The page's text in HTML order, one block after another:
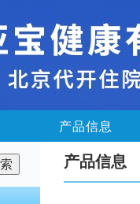
产品信息
产品信息